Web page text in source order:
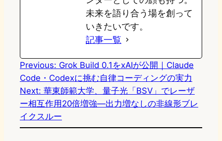
未来を語り合う場を創って
いきたいです。
記事一覧
Previous: Grok Build 0.1をxAIが公開｜Claude
Code・Codexに挑む自律コーディングの実力
Next: 華東師範大学、量子光「BSV」でレーザ
ー相互作用20倍増強—出力増なしの非線形ブレ
イクスルー